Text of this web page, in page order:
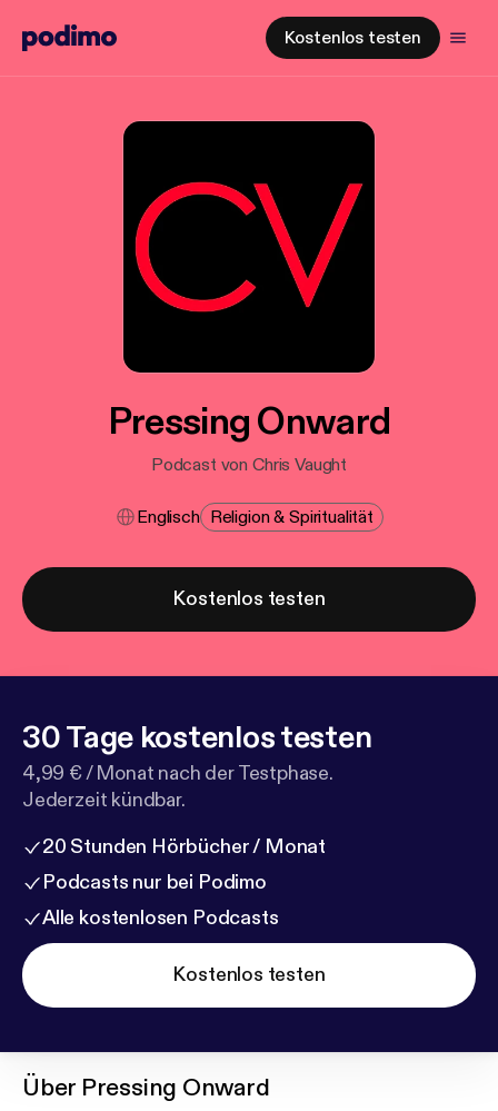
Kostenlos testen
Pressing Onward
Podcast von Chris Vaught
Englisch Religion & Spiritualität
Kostenlos testen
30 Tage kostenlos testen
4,99 € / Monat nach der Testphase.
Jederzeit kündbar.
20 Stunden Hörbücher / Monat
Podcasts nur bei Podimo
Alle kostenlosen Podcasts
Kostenlos testen
Über Pressing Onward